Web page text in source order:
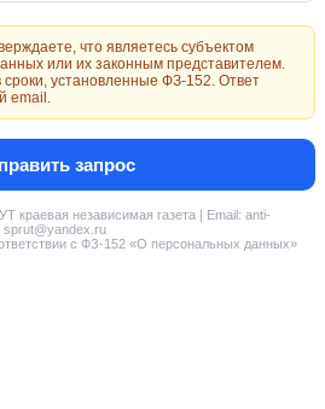
что являетесь субъектом
или их законным представителем.
установленные ФЗ-152. Ответ
email.
запрос
независимая газета | Email: anti-
sprut@yandex.ru
с ФЗ-152 «О персональных данных»